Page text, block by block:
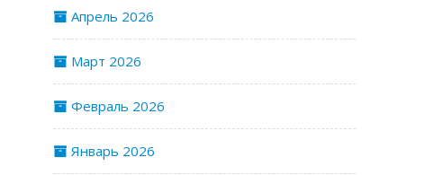
Апрель 2026
Март 2026
Февраль 2026
Январь 2026